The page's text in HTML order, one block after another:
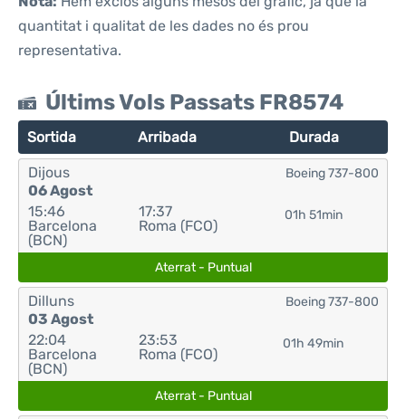
quantitat i qualitat de les dades no és prou
representativa.
Últims Vols Passats FR8574
Sortida Arribada Durada
Dijous
06 Agost
15:46
Barcelona
(BCN)
17:37
Roma (FCO)
01h 51min
Boeing 737-800
Aterrat - Puntual
Dilluns
03 Agost
22:04
Barcelona
(BCN)
23:53
Roma (FCO)
01h 49min
Boeing 737-800
Aterrat - Puntual